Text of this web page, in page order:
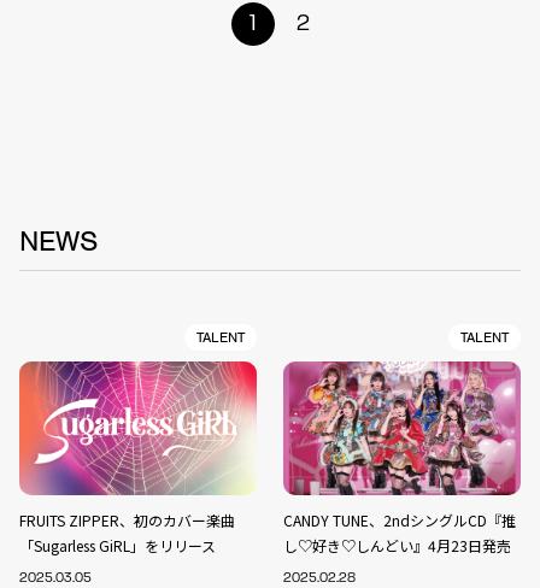
1 2
NEWS
TALENT
FRUITS ZIPPER、初のカバー楽曲
「Sugarless GiRL」をリリース
2025.03.05
TALENT
CANDY TUNE、2ndシングルCD『推
し♡好き♡しんどい』4月23日発売
2025.02.28